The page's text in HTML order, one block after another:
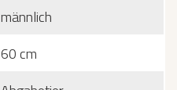
männlich
60 cm